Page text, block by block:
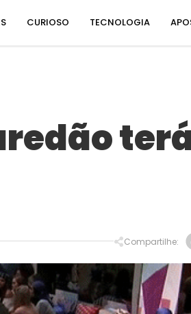
CURIOSO TECNOLOGIA
Compartilhe: